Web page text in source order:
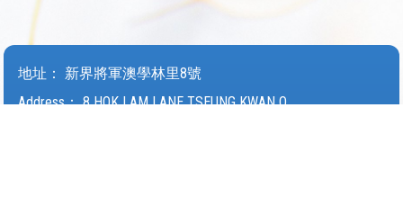
地址：
新界將軍澳學林里8號
Address： 8 HOK LAM LANE TSEUNG KWAN O